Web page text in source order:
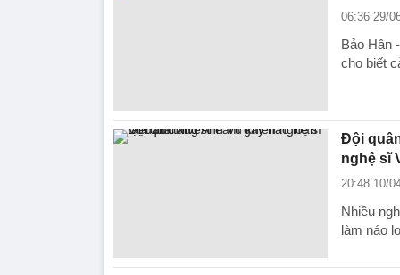
06:36 29/
Bảo Hân
cho biết
Đội
nghệ sĩ
20:48 10/
Nhiều
làm náo